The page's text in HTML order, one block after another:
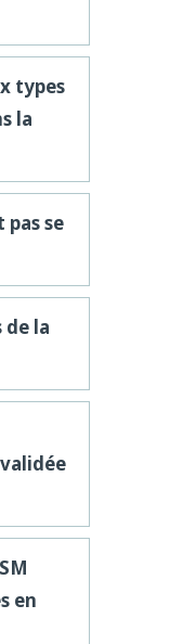
types
la
pas se
de la
en